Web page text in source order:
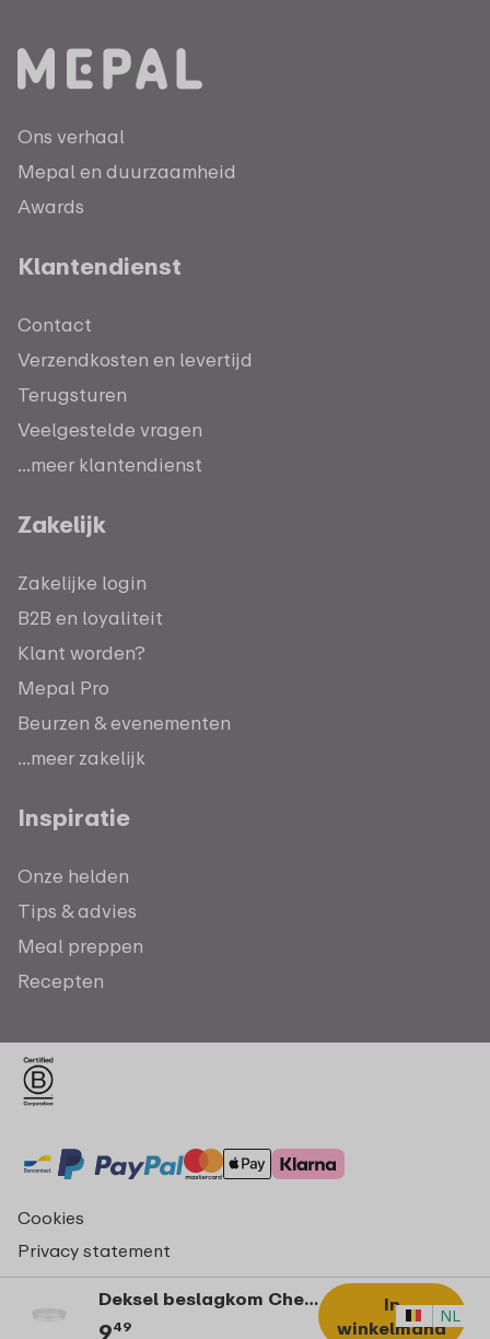
Deksel beslagkom Chef It 4000 ml - transparant
949
In
winkelmand
Ons verhaal
Mepal en duurzaamheid
Awards
Klantendienst
Contact
Verzendkosten en levertijd
Terugsturen
Veelgestelde vragen
...meer klantendienst
Zakelijk
Zakelijke login
B2B en loyaliteit
Klant worden?
Mepal Pro
Beurzen & evenementen
...meer zakelijk
Inspiratie
Onze helden
Tips & advies
Meal preppen
Recepten
Cookies
Privacy statement
Algemene voorwaarden - consumenten
© Copyright 2026 Mepal
NL